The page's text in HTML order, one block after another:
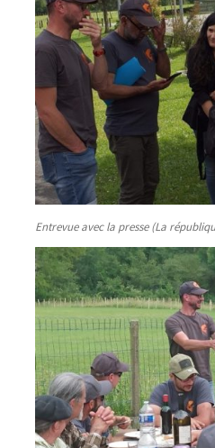
Entrevue avec la presse (La